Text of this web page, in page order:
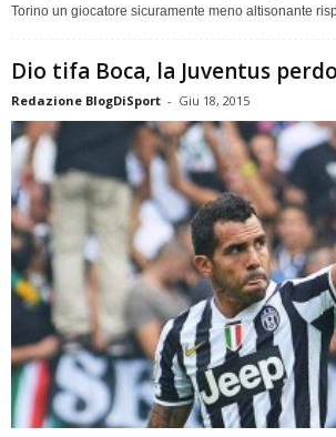
Torino un giocatore sicuramente meno altisonante
Dio tifa Boca, la Juventus
Redazione BlogDiSport - Giu 18, 2015